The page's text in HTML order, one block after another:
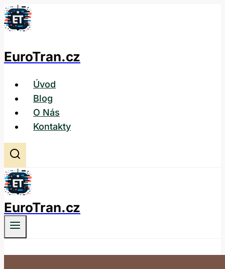
Přeskočit
na
EuroTran.cz
Úvod
Blog
O Nás
Kontakty
EuroTran.cz